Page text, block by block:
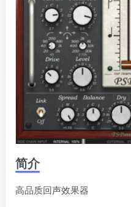
简介
高品质回声效果器